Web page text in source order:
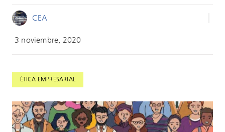
CEA
3 noviembre, 2020
ÉTICA EMPRESARIAL